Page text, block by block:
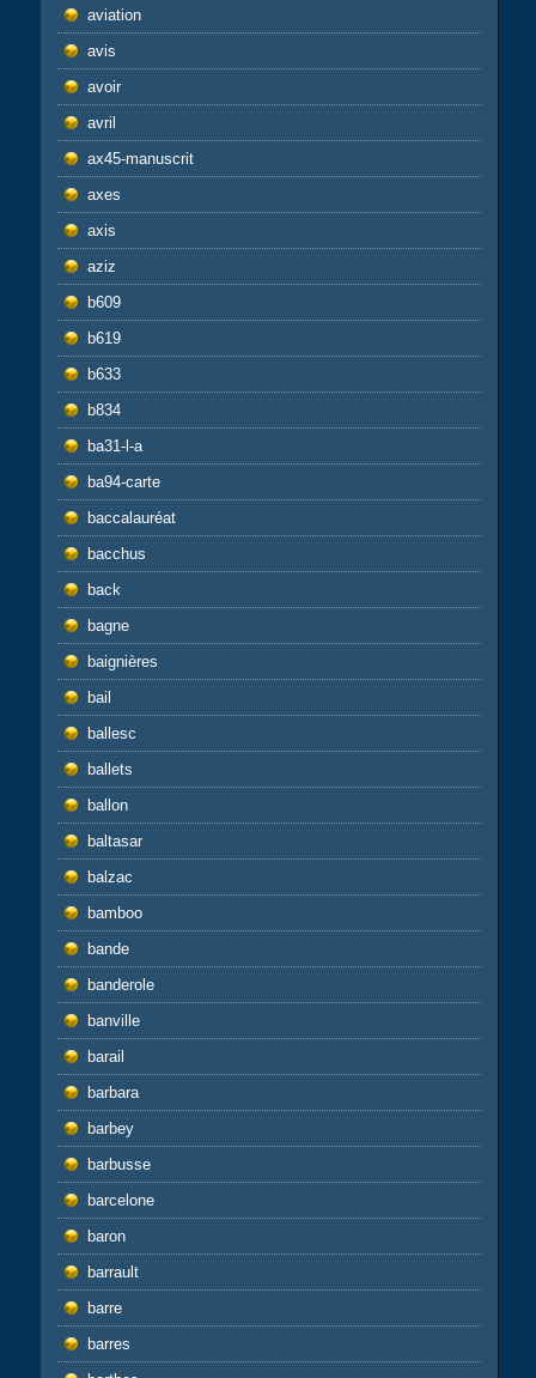
aviation
avis
avoir
avril
ax45-manuscrit
axes
axis
aziz
b609
b619
b633
b834
ba31-l-a
ba94-carte
baccalauréat
bacchus
back
bagne
baignières
bail
ballesc
ballets
ballon
baltasar
balzac
bamboo
bande
banderole
banville
barail
barbara
barbey
barbusse
barcelone
baron
barrault
barre
barres